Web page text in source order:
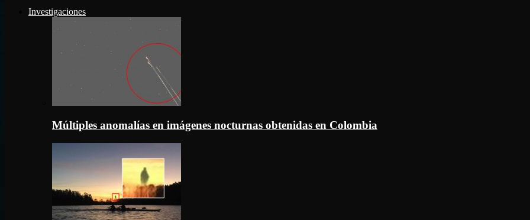
Investigaciones
Múltiples anomalías en imágenes nocturnas obtenidas en Colombia